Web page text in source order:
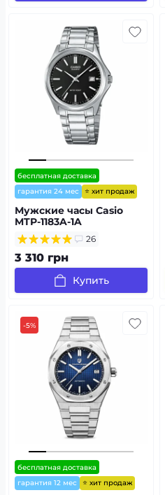
бесплатная доставка
гарантия 24 мес
⭐ хит продаж
Мужские часы Casio
MTP-1183A-1A
26
3 310 грн
Купить
-5%
бесплатная доставка
гарантия 12 мес
⭐ хит продаж